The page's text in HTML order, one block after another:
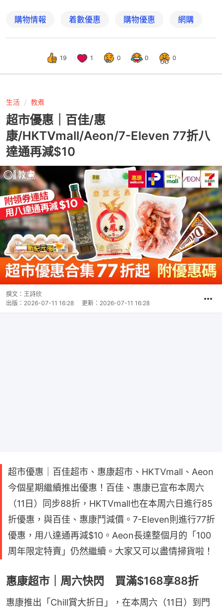
購物情報 着數優惠 購物優惠 網購
19 1 0 0 0
生活 教煮
超市優惠｜百佳/惠
康/HKTVmall/Aeon/7-Eleven 77折八
達通再減$10
撰文： 王詩欣
出版： 2026-07-11 16:28 更新： 2026-07-11 16:28
超市優惠｜百佳超市、惠康超市、HKTVmall、Aeon
今個星期繼續推出優惠！百佳、惠康已宣布本周六
（11日）同步88折，HKTVmall也在本周六日進行85
折優惠，與百佳、惠康鬥減價。7-Eleven則進行77折
優惠，用八達通再減$10。Aeon長達整個月的「100
周年限定特賣」仍然繼續。大家又可以盡情掃貨啦！
惠康超市｜周六快閃 買滿$168享88折
惠康推出「Chill賞大折日」，在本周六（11日）到門